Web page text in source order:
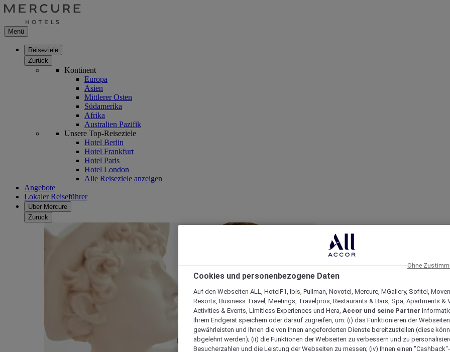
Menü
Reiseziele
Zurück
Kontinent
Europa
Asien
Mittlerer Osten
Südamerika
Afrika
Australien Pazifik
Unsere Top-Reiseziele
Hotel Berlin
Hotel Frankfurt
Hotel Paris
Hotel London
Alle Reiseziele anzeigen
Angebote
Lokaler Reiseführer
Über Mercure
Zurück
Cookies und personenbezogene Daten
Auf den Webseiten ALL, HotelF1, Ibis, Pullman, Novotel, Mercure, MGallery, Sofitel,
Resorts, Business Travel, Meetings, Travelpros, Restaurants & Bars, Spa, Apartments &
Activities & Events, Limitless Experiences und Hera, Accor und seine Partner
Ihrem Endgerät speichern oder darauf zugreifen, um: (i) das Funktionieren der
gewährleisten und Ihnen die von Ihnen angeforderten Dienste bereitzustellen (diese
abgelehnt werden); (ii) die Funktionen der Webseiten zu verbessern und zu
Besucherzahlen und die Leistung der Webseiten zu messen; (iv) Ihnen einen
Ohne